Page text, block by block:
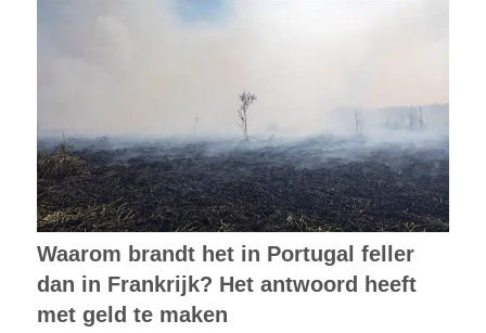
Waarom brandt het in Portugal feller
dan in Frankrijk? Het antwoord heeft
met geld te maken